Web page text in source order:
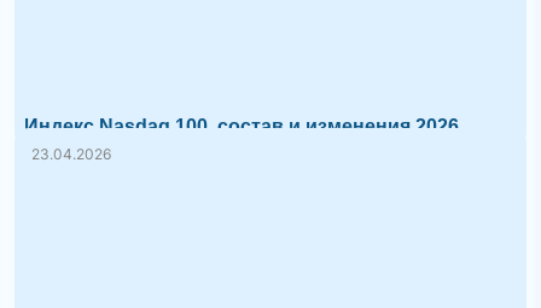
Индекс Nasdaq 100, состав и изменения 2026
23.04.2026